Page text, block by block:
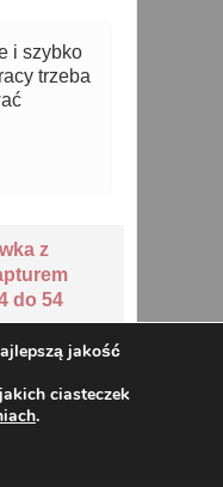
i szybko
Długa
42-52
jakość
ciasteczek
.